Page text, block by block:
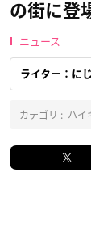
の街に登
ニュース
ライター：に
カテゴリ : ハイ